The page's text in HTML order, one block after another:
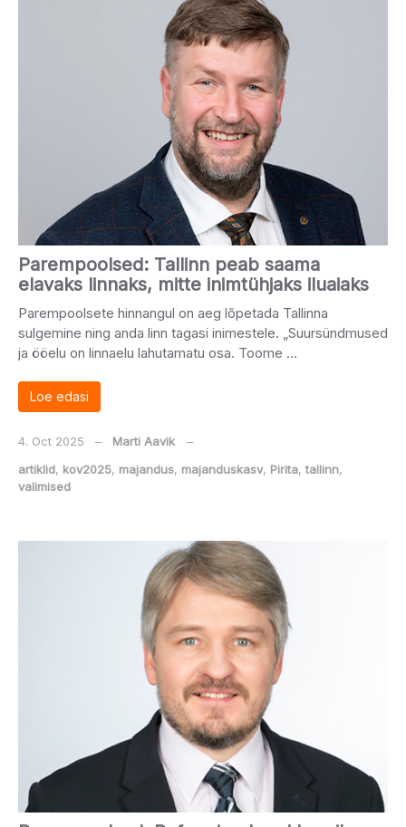
Parempoolsed: Tallinn peab saama
elavaks linnaks, mitte inimtühjaks iluaiaks
Parempoolsete hinnangul on aeg lõpetada Tallinna
sulgemine ning anda linn tagasi inimestele. „Suursündmused
ja ööelu on linnaelu lahutamatu osa. Toome …
Loe edasi
4. Oct 2025 ‒ Marti Aavik
‒
artiklid, kov2025, majandus, majanduskasv, Pirita, tallinn,
valimised